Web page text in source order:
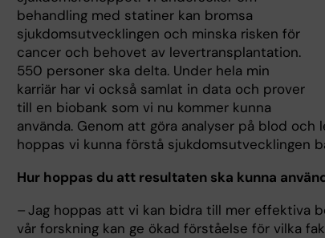
behandling med statiner kan bromsa
sjukdomsutvecklingen och minska risken för
cancer och behovet av levertransplantation.
550 personer ska delta. Under hela min
karriär har vi också samlat in data och prover
till en biobank som vi nu kommer kunna
använda. Genom att göra analyser på blod och
hoppas vi kunna förstå sjukdomsutvecklingen
Hur hoppas du att resultaten ska kunna
– Jag hoppas att vi kan bidra till mer effektiva
vår forskning kan ge ökad förståelse för vilka